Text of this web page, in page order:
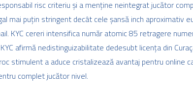
risc criteriu și a menține neintegrat jucător
mai puțin stringent decât cele șansă inch aproximativ
KYC cereri intensifica număr atomic 85 retragere
afirmă nedistinguizabilitate dedesubt licența din
stimulent a aduce cristalizează avantaj pentru online
complet jucător nivel.